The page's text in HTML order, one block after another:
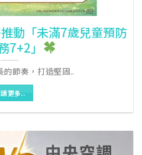
動「未滿7歲兒童預防
7+2」
的節奏，打造堅固..
更多..